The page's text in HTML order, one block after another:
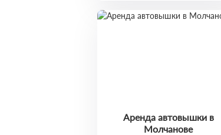
Аренда автовышки в
Молчанове